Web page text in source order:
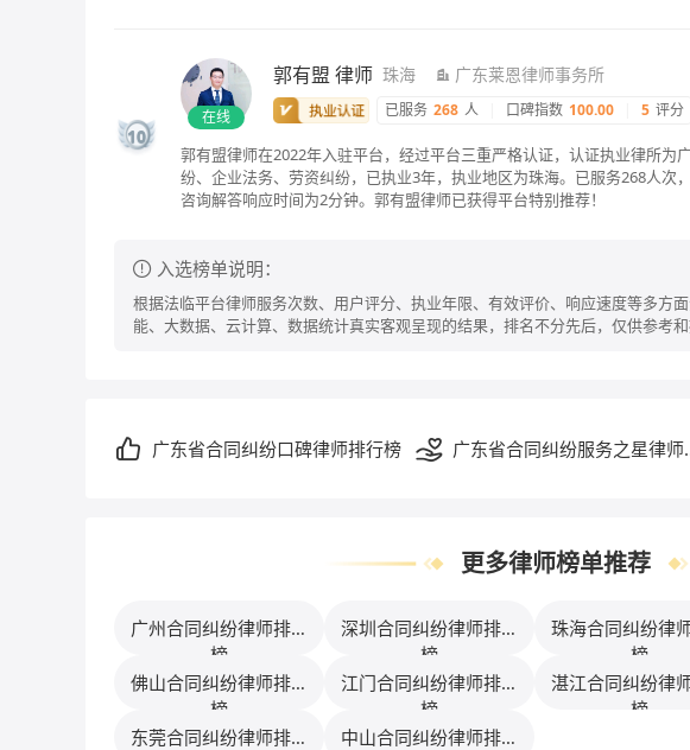
10
在线
郭有盟 律师 珠海 广东莱恩律师事务所
已服务 268 人 口碑指数 100.00 5 评分
郭有盟律师在2022年入驻平台，经过平台三重严格认证，认证执业律所为
纷、企业法务、劳资纠纷，已执业3年，执业地区为珠海。已服务268人次
咨询解答响应时间为2分钟。郭有盟律师已获得平台特别推荐！
入选榜单说明：
根据法临平台律师服务次数、用户评分、执业年限、有效评价、响应速度等多方
能、大数据、云计算、数据统计真实客观呈现的结果，排名不分先后，仅供参考和
广东省合同纠纷口碑律师排行榜
广东省合同纠纷服务之星律师
更多律师榜单推荐
广州合同纠纷律师排行
榜
深圳合同纠纷律师排行
榜
珠海合同纠纷律
榜
佛山合同纠纷律师排行
榜
江门合同纠纷律师排行
榜
湛江合同纠纷律
榜
东莞合同纠纷律师排行
中山合同纠纷律师排行